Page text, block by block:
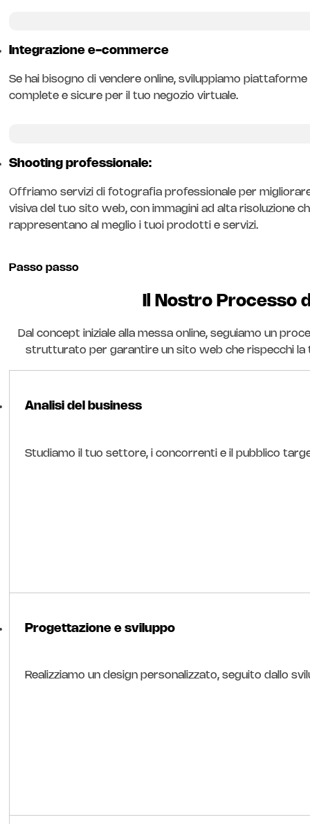
Integrazione e-commerce
Se hai bisogno di vendere online, sviluppiamo
complete e sicure per il tuo negozio virtuale.
Shooting professionale:
Offriamo servizi di fotografia professionale per
visiva del tuo sito web, con immagini ad alta risoluzione
rappresentano al meglio i tuoi prodotti e servizi.
Passo passo
Il Nostro Processo
Dal concept iniziale alla messa online, seguiamo un
strutturato per garantire un sito web che rispecchi la
Analisi del business
Studiamo il tuo settore, i concorrenti e il pubblico
Progettazione e sviluppo
Realizziamo un design personalizzato, seguito dallo